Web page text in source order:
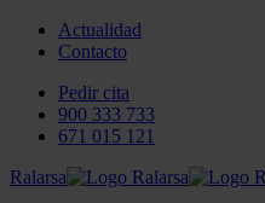
Actualidad
Contacto
Pedir cita
900 333 733
671 015 121
Ralarsa